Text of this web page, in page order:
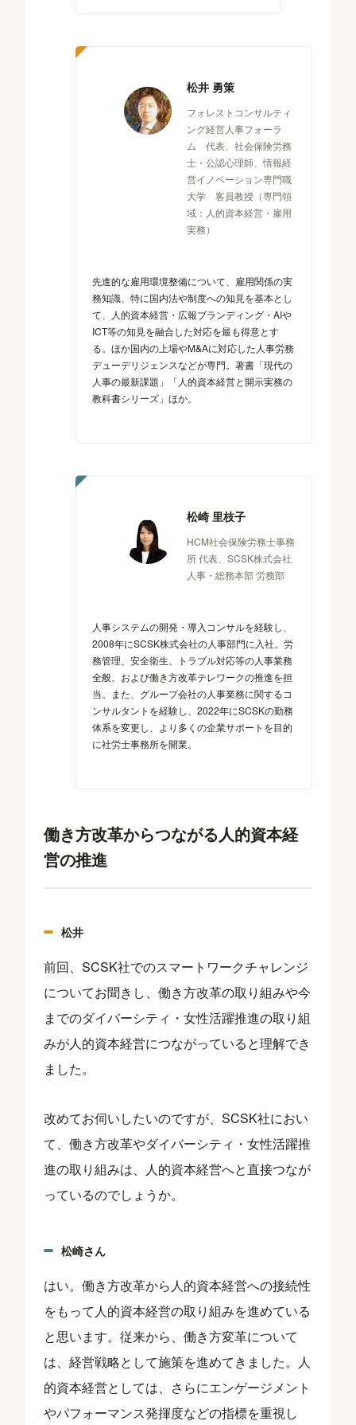
松井 勇策
フォレストコンサルティ
ング経営人事フォーラ
ム 代表、社会保険労務
士・公認心理師、情報経
営イノベーション専門職
大学 客員教授（専門領
域：人的資本経営・雇用
実務）
先進的な雇用環境整備について、雇用関係の実
務知識、特に国内法や制度への知見を基本とし
て、人的資本経営・広報ブランディング・AIや
ICT等の知見を融合した対応を最も得意とす
る。ほか国内の上場やM&Aに対応した人事労務
デューデリジェンスなどが専門。著書「現代の
人事の最新課題」「人的資本経営と開示実務の
教科書シリーズ」ほか。
松崎 里枝子
HCM社会保険労務士事務
所 代表、SCSK株式会社
人事・総務本部 労務部
人事システムの開発・導入コンサルを経験し、
2008年にSCSK株式会社の人事部門に入社。労
務管理、安全衛生、トラブル対応等の人事業務
全般、および働き方改革テレワークの推進を担
当。また、グループ会社の人事業務に関するコ
ンサルタントを経験し、2022年にSCSKの勤務
体系を変更し、より多くの企業サポートを目的
に社労士事務所を開業。
働き方改革からつながる人的資本経
営の推進
松井
前回、SCSK社でのスマートワークチャレンジ
についてお聞きし、働き方改革の取り組みや今
までのダイバーシティ・女性活躍推進の取り組
みが人的資本経営につながっていると理解でき
ました。
改めてお伺いしたいのですが、SCSK社におい
て、働き方改革やダイバーシティ・女性活躍推
進の取り組みは、人的資本経営へと直接つなが
っているのでしょうか。
松崎さん
はい。働き方改革から人的資本経営への接続性
をもって人的資本経営の取り組みを進めている
と思います。従来から、働き方変革について
は、経営戦略として施策を進めてきました。人
的資本経営としては、さらにエンゲージメント
やパフォーマンス発揮度などの指標を重視し